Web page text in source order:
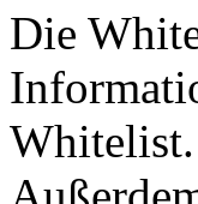
Die
Whitelist.